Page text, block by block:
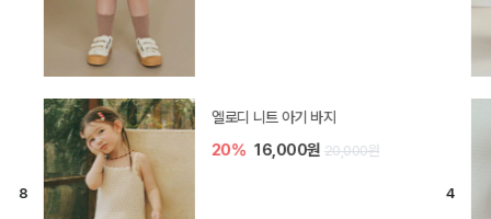
엘로디 니트 아기 바지
20% 16,000원 20,000원